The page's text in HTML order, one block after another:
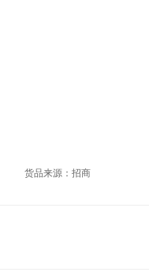
货品来源：招商